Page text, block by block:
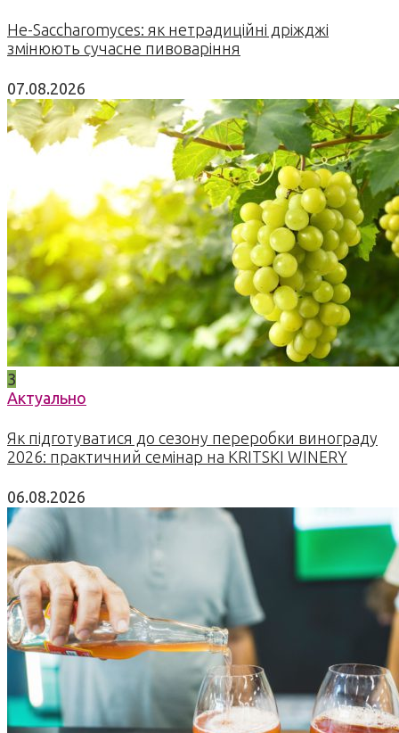
Не-Saccharomyces: як нетрадиційні дріжджі
змінюють сучасне пивоваріння
07.08.2026
3
Актуально
Як підготуватися до сезону переробки винограду
2026: практичний семінар на KRITSKI WINERY
06.08.2026